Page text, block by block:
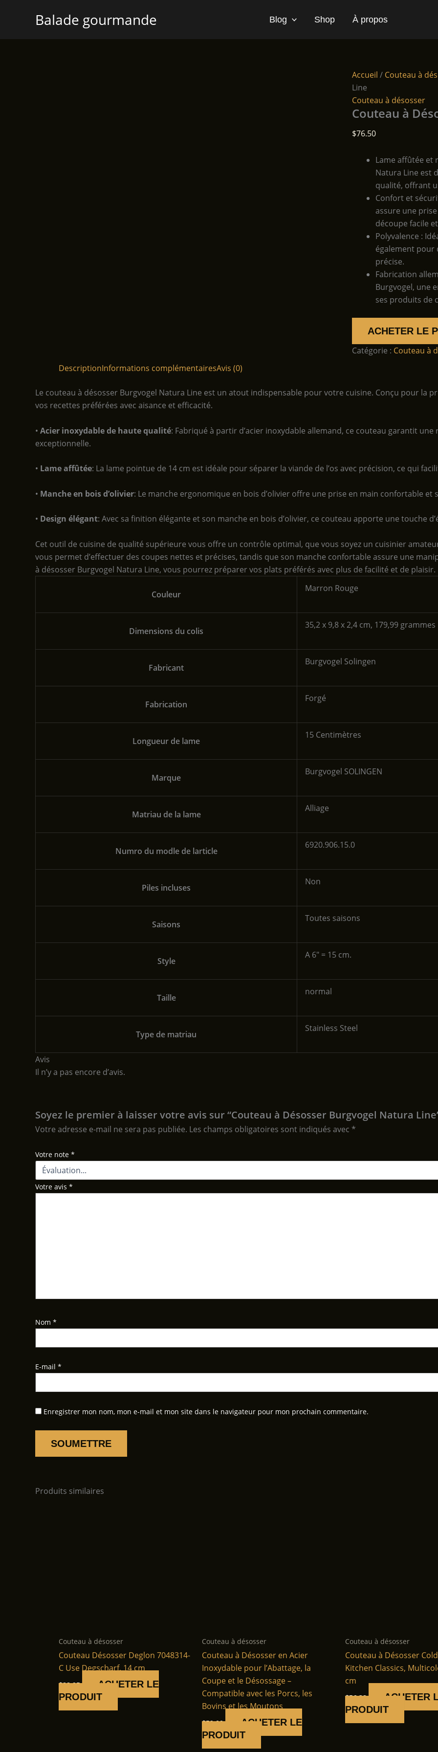
Balade gourmande Blog Shop À propos
Accueil / Couteau à
Line
Couteau à désosser
Couteau à
$76.50
Lame affûtée et
Natura Line est
qualité, offrant
Confort et
assure une
découpe facile
Polyvalence :
également pour
précise.
Fabrication
Burgvogel, une
ses produits de
ACHETER LE
Catégorie : Couteau à
DescriptionInformations complémentairesAvis (0)
Le couteau à désosser Burgvogel Natura Line est un atout indispensable pour votre cuisine. Conçu pour la
vos recettes préférées avec aisance et efficacité.
• Acier inoxydable de haute qualité: Fabriqué à partir d’acier inoxydable allemand, ce couteau garantit
exceptionnelle.
• Lame affûtée: La lame pointue de 14 cm est idéale pour séparer la viande de l’os avec précision, ce qui
• Manche en bois d’olivier: Le manche ergonomique en bois d’olivier offre une prise en main confortable
• Design élégant: Avec sa finition élégante et son manche en bois d’olivier, ce couteau apporte une touche
Cet outil de cuisine de qualité supérieure vous offre un contrôle optimal, que vous soyez un cuisinier
vous permet d’effectuer des coupes nettes et précises, tandis que son manche confortable assure une
à désosser Burgvogel Natura Line, vous pourrez préparer vos plats préférés avec plus de facilité et de plaisir.
Couleur
‎Marron Rouge
Dimensions du colis
‎35,2 x 9,8 x 2,4 cm, 179,99 grammes
Fabricant
‎Burgvogel Solingen
Fabrication
‎Forgé
Longueur de lame
‎15 Centimètres
Marque
‎Burgvogel SOLINGEN
Matriau de la lame
‎Alliage
Numro du modle de larticle
‎6920.906.15.0
Piles incluses
‎Non
Saisons
‎Toutes saisons
Style
‎A 6" = 15 cm.
Taille
‎normal
Type de matriau
‎Stainless Steel
Avis
Il n’y a pas encore d’avis.
Soyez le premier à laisser votre avis sur “Couteau à Désosser Burgvogel Natura
Votre adresse e-mail ne sera pas publiée. Les champs obligatoires sont indiqués avec *
Votre note *
Votre avis *
Nom *
E-mail *
Enregistrer mon nom, mon e-mail et mon site dans le navigateur pour mon prochain commentaire.
Produits similaires
Couteau à désosser
Couteau Désosser Deglon 7048314-
C Use Degscharf, 14 cm
$22.95
ACHETER LE
PRODUIT
Couteau à désosser
Couteau à Désosser en Acier
Inoxydable pour l’Abattage, la
Coupe et le Désossage –
Compatible avec les Porcs, les
Bovins et les Moutons
$59.00
ACHETER LE
PRODUIT
Couteau à désosser
Couteau à Désosser
Kitchen Classics,
cm
$56.38
ACHETER
PRODUIT